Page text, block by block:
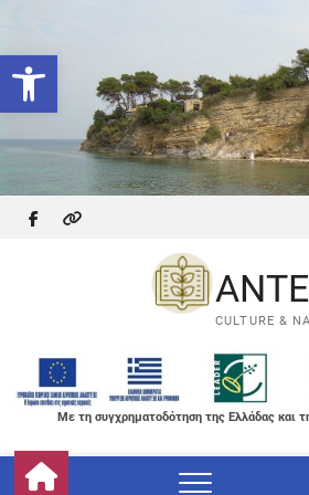
Ανοίξτε τη
content
facebook
themefreesia
CULTURE &
Με τη συγχρηματοδότηση της Ελλάδας και